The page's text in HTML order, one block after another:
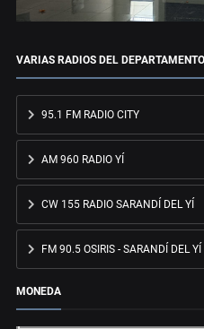
VARIAS RADIOS DEL DEPARTAMENTO
95.1 FM RADIO CITY
AM 960 RADIO YÍ
CW 155 RADIO SARANDÍ DEL YÍ
FM 90.5 OSIRIS - SARANDÍ DEL YÍ
MONEDA